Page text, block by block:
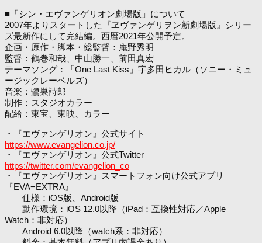
■「シン・エヴァンゲリオン劇場版」について
2007年よりスタートした『ヱヴァンゲリヲン新劇場版』シリー
ズ最新作にして完結編。西暦2021年公開予定。
企画・原作・脚本・総監督：庵野秀明
監督：鶴巻和哉、中山勝一、前田真宏
テーマソング：「One Last Kiss」宇多田ヒカル（ソニー・ミュ
ージックレーベルズ）
音楽：鷺巣詩郎
制作：スタジオカラー
配給：東宝、東映、カラー
・『エヴァンゲリオン』公式サイト
https://www.evangelion.co.jp/
・『エヴァンゲリオン』公式Twitter
https://twitter.com/evangelion_co
・『エヴァンゲリオン』スマートフォン向け公式アプリ
『EVA−EXTRA』
仕様：iOS版、Android版
動作環境：iOS 12.0以降（iPad：互換性対応／Apple
Watch：非対応）
Android 6.0以降（watch系：非対応）